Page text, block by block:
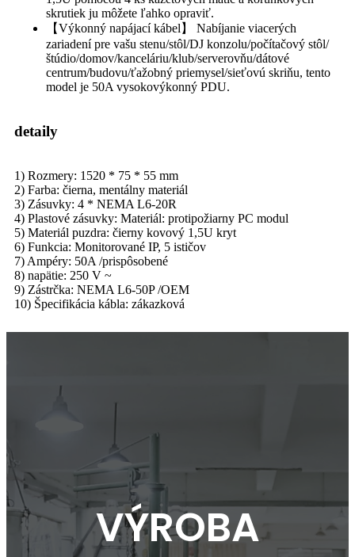
skrutiek ju môžete ľahko opraviť.
【Výkonný napájací kábel】 Nabíjanie viacerých
zariadení pre vašu stenu/stôl/DJ konzolu/počítačový stôl/
štúdio/domov/kanceláriu/klub/serverovňu/dátové
centrum/budovu/ťažobný priemysel/sieťovú skriňu, tento
model je 50A vysokovýkonný PDU.
detaily
1) Rozmery: 1520 * 75 * 55 mm
2) Farba: čierna, mentálny materiál
3) Zásuvky: 4 * NEMA L6-20R
4) Plastové zásuvky: Materiál: protipožiarny PC modul
5) Materiál puzdra: čierny kovový 1,5U kryt
6) Funkcia: Monitorované IP, 5 ističov
7) Ampéry: 50A /prispôsobené
8) napätie: 250 V ~
9) Zástrčka: NEMA L6-50P /OEM
10) Špecifikácia kábla: zákazková
VÝROBA